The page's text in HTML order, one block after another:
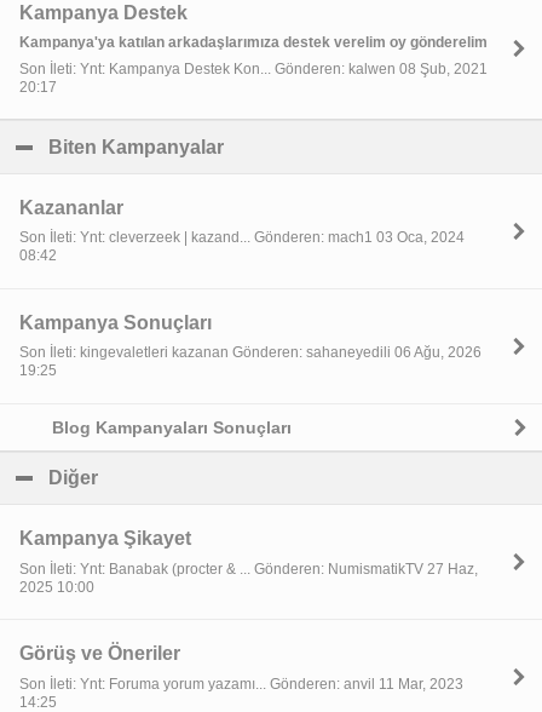
Kampanya Destek
Kampanya'ya katılan arkadaşlarımıza destek verelim oy gönderelim
Son İleti: Ynt: Kampanya Destek Kon... Gönderen: kalwen 08 Şub, 2021
20:17
Biten Kampanyalar
Kazananlar
Son İleti: Ynt: cleverzeek | kazand... Gönderen: mach1 03 Oca, 2024
08:42
Kampanya Sonuçları
Son İleti: kingevaletleri kazanan Gönderen: sahaneyedili 06 Ağu, 2026
19:25
Blog Kampanyaları Sonuçları
Diğer
Kampanya Şikayet
Son İleti: Ynt: Banabak (procter & ... Gönderen: NumismatikTV 27 Haz,
2025 10:00
Görüş ve Öneriler
Son İleti: Ynt: Foruma yorum yazamı... Gönderen: anvil 11 Mar, 2023
14:25